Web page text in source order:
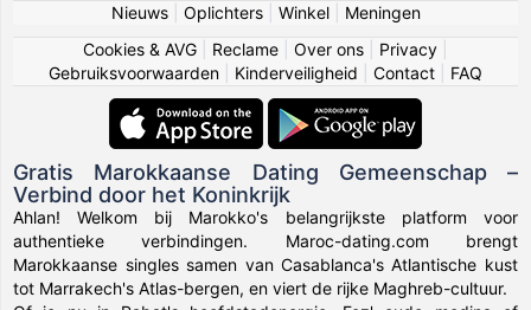
Nieuws| Oplichters| Winkel| Meningen
Cookies & AVG
Reclame Over ons Privacy
Gebruiksvoorwaarden
Kinderveiligheid Contact FAQ
Gratis Marokkaanse Dating Gemeenschap –
Verbind door het Koninkrijk
Ahlan! Welkom bij Marokko's belangrijkste platform voor
authentieke verbindingen. Maroc-dating.com brengt
Marokkaanse singles samen van Casablanca's Atlantische kust
tot Marrakech's Atlas-bergen, en viert de rijke Maghreb-cultuur.